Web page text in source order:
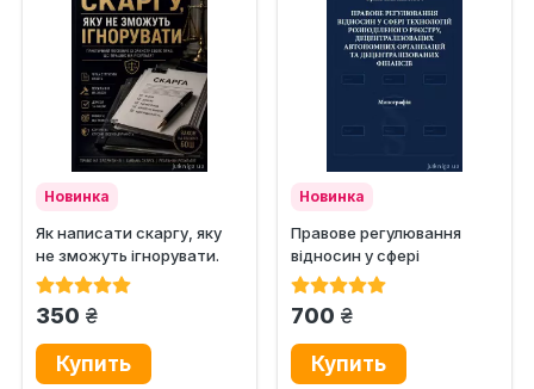
Новинка
Як написати скаргу, яку
не зможуть ігнорувати.
Практичний посібник із...
350 грн.
Новинка
Правове регулювання
відносин у сфері
технологій розподіленого
700 грн.